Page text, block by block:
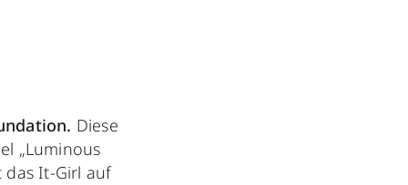
Diese
„Luminous
das It-Girl auf